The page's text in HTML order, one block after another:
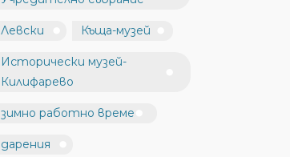
Левски Къща-музей
Исторически музей-
Килифарево
зимно работно време
дарения